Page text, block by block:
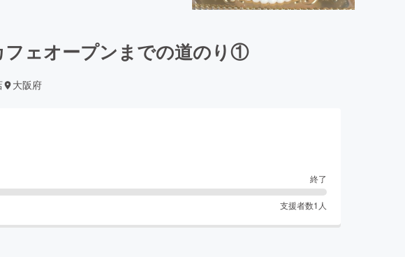
フェオープンまでの道のり①
大阪府
終了
支援者数1 人